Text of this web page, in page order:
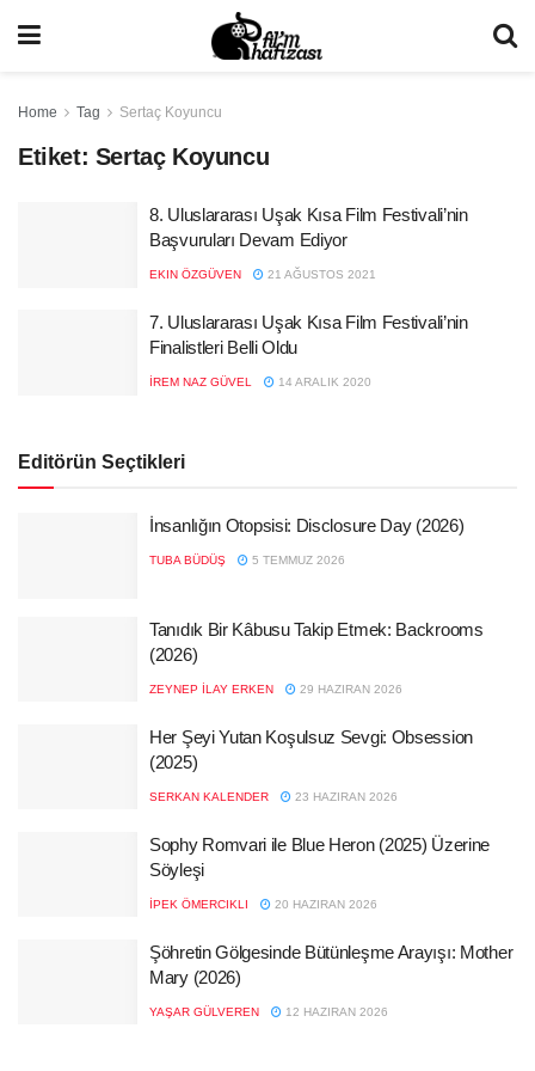
Home Tag Sertaç Koyuncu
Etiket: Sertaç Koyuncu
8. Uluslararası Uşak Kısa Film Festivali’nin
Başvuruları Devam Ediyor
EKIN ÖZGÜVEN 21 AĞUSTOS 2021
7. Uluslararası Uşak Kısa Film Festivali’nin
Finalistleri Belli Oldu
İREM NAZ GÜVEL 14 ARALIK 2020
Editörün Seçtikleri
İnsanlığın Otopsisi: Disclosure Day (2026)
TUBA BÜDÜŞ 5 TEMMUZ 2026
Tanıdık Bir Kâbusu Takip Etmek: Backrooms
(2026)
ZEYNEP İLAY ERKEN 29 HAZIRAN 2026
Her Şeyi Yutan Koşulsuz Sevgi: Obsession
(2025)
SERKAN KALENDER 23 HAZIRAN 2026
Sophy Romvari ile Blue Heron (2025) Üzerine
Söyleşi
İPEK ÖMERCIKLI 20 HAZIRAN 2026
Şöhretin Gölgesinde Bütünleşme Arayışı: Mother
Mary (2026)
YAŞAR GÜLVEREN 12 HAZIRAN 2026